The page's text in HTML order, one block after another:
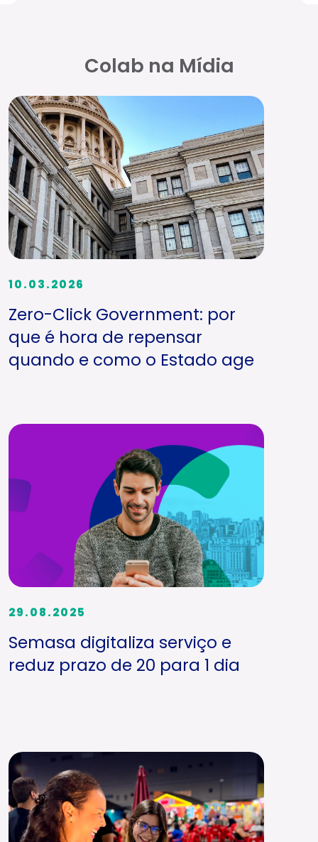
Colab na Mídia
10.03.2026
Zero-Click Government: por
que é hora de repensar
quando e como o Estado age
29.08.2025
Semasa digitaliza serviço e
reduz prazo de 20 para 1 dia